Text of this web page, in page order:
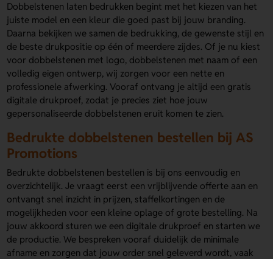
Dobbelstenen laten bedrukken begint met het kiezen van het
juiste model en een kleur die goed past bij jouw branding.
Daarna bekijken we samen de bedrukking, de gewenste stijl en
de beste drukpositie op één of meerdere zijdes. Of je nu kiest
voor dobbelstenen met logo, dobbelstenen met naam of een
volledig eigen ontwerp, wij zorgen voor een nette en
professionele afwerking. Vooraf ontvang je altijd een gratis
digitale drukproef, zodat je precies ziet hoe jouw
gepersonaliseerde dobbelstenen eruit komen te zien.
Bedrukte dobbelstenen bestellen bij AS
Promotions
Bedrukte dobbelstenen bestellen is bij ons eenvoudig en
overzichtelijk. Je vraagt eerst een vrijblijvende offerte aan en
ontvangt snel inzicht in prijzen, staffelkortingen en de
mogelijkheden voor een kleine oplage of grote bestelling. Na
jouw akkoord sturen we een digitale drukproef en starten we
de productie. We bespreken vooraf duidelijk de minimale
afname en zorgen dat jouw order snel geleverd wordt, vaak